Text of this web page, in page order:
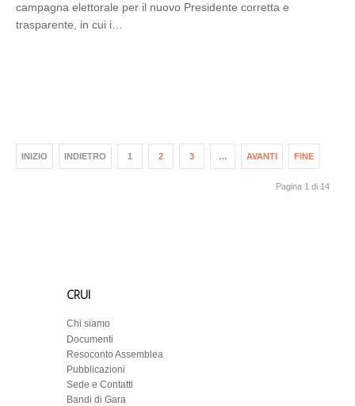
campagna elettorale per il nuovo Presidente corretta e
trasparente, in cui i…
INIZIO INDIETRO 1 2 3 … AVANTI FINE
Pagina 1 di 14
CRUI
Chi siamo
Documenti
Resoconto Assemblea
Pubblicazioni
Sede e Contatti
Bandi di Gara